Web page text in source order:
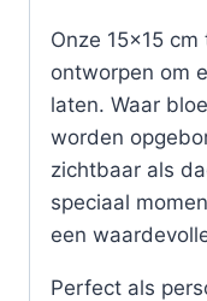
Onze 15×15
ontworpen om
laten. Waar
worden
zichtbaar als
speciaal
een
Perfect als